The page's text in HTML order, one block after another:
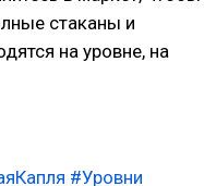
стаканы и
на уровне, на
#Уровни